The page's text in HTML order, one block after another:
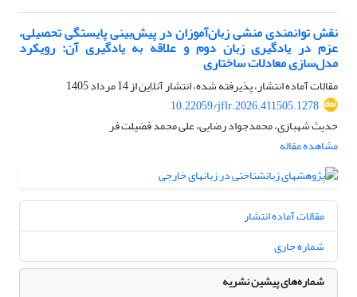
نقش توانمندی منشی زبان‌آموزان در پیش‌بینی پایستگی تحصیلی،
عزم در یادگیری زبان دوم و علاقه به یادگیری آن: رویکرد
مدل‌سازی معادلات ساختاری
مقالات آماده انتشار، پذیرفته شده، انتشار آنلاین از14 مرداد 1405
10.22059/jflr.2026.411505.1278
حدیث شهبازی، محمدجواد رضایی، علی محمد فضیلت فر
مشاهده مقاله
مقالات آماده انتشار
شماره جاری
شماره‌های پیشین نشریه